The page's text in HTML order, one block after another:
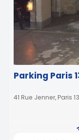
Parking Paris
41 Rue Jenner, Paris